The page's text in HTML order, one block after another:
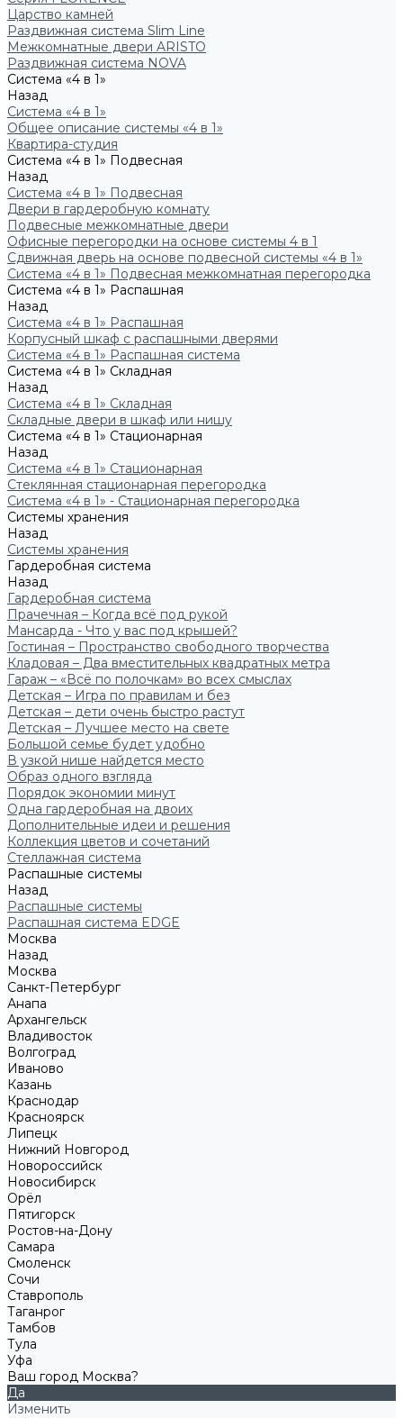
Царство камней
Раздвижная система Slim Line
Межкомнатные двери ARISTO
Раздвижная система NOVA
Система «4 в 1»
Назад
Система «4 в 1»
Общее описание системы «4 в 1»
Квартира-студия
Система «4 в 1» Подвесная
Назад
Система «4 в 1» Подвесная
Двери в гардеробную комнату
Подвесные межкомнатные двери
Офисные перегородки на основе системы 4 в 1
Сдвижная дверь на основе подвесной системы «4 в 1»
Система «4 в 1» Подвесная межкомнатная перегородка
Система «4 в 1» Распашная
Назад
Система «4 в 1» Распашная
Корпусный шкаф с распашными дверями
Система «4 в 1» Распашная система
Система «4 в 1» Складная
Назад
Система «4 в 1» Складная
Складные двери в шкаф или нишу
Система «4 в 1» Стационарная
Назад
Система «4 в 1» Стационарная
Стеклянная стационарная перегородка
Система «4 в 1» - Стационарная перегородка
Системы хранения
Назад
Системы хранения
Гардеробная система
Назад
Гардеробная система
Прачечная – Когда всё под рукой
Мансарда - Что у вас под крышей?
Гостиная – Пространство свободного творчества
Кладовая – Два вместительных квадратных метра
Гараж – «Всё по полочкам» во всех смыслах
Детская – Игра по правилам и без
Детская – дети очень быстро растут
Детская – Лучшее место на свете
Большой семье будет удобно
В узкой нише найдется место
Образ одного взгляда
Порядок экономии минут
Одна гардеробная на двоих
Дополнительные идеи и решения
Коллекция цветов и сочетаний
Стеллажная система
Распашные системы
Назад
Распашные системы
Распашная система EDGE
Москва
Назад
Москва
Санкт-Петербург
Анапа
Архангельск
Владивосток
Волгоград
Иваново
Казань
Краснодар
Красноярск
Липецк
Нижний Новгород
Новороссийск
Новосибирск
Орёл
Пятигорск
Ростов-на-Дону
Самара
Смоленск
Сочи
Ставрополь
Таганрог
Тамбов
Тула
Уфа
Ваш город Москва?
Да
Изменить